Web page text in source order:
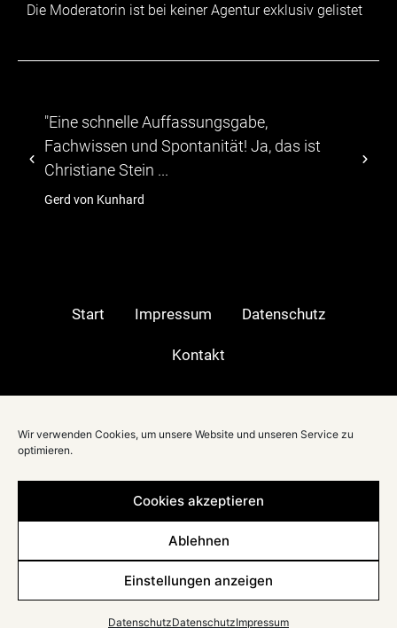
Wir verwenden Cookies, um unsere Website und unseren Service zu
optimieren.
Cookies akzeptieren
Ablehnen
Einstellungen anzeigen
DatenschutzDatenschutzImpressum
Die Moderatorin ist bei keiner Agentur exklusiv gelistet
"...Die Teilnehmer zeigten sich von dem
abwechslungsreichen Programm, durch das
TV-Moeratorin Christiane Stein führte."
hagebau
Start Impressum Datenschutz
Kontakt
Berlin|
München|
Hannover